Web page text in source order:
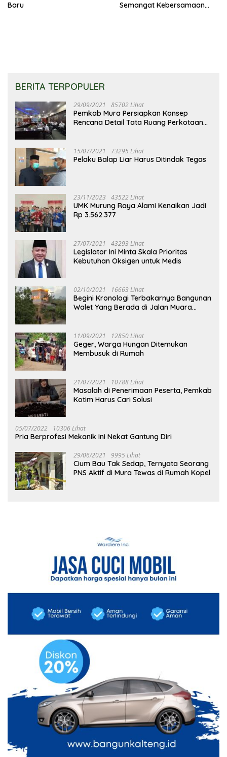
Baru
Semangat Kebersamaan
BERITA TERPOPULER
29/09/2021 85702 Lihat
Pemkab Mura Persiapkan Konsep
Rencana Detail Tata Ruang Perkotaan
15/07/2021 73295 Lihat
Pelaku Balap Liar Harus Ditindak Tegas
23/11/2023 43522 Lihat
UMK Murung Raya Alami Kenaikan Jadi
Rp 3.562.377
27/07/2021 43293 Lihat
Legislator Ini Minta Skala Prioritas
Kebutuhan Oksigen untuk Medis
02/10/2021 16663 Lihat
Begini Kronologi Terbakarnya Bangunan
Walet Yang Berada di Jalan Muara
11/09/2021 12850 Lihat
Geger, Warga Hungan Ditemukan
Membusuk di Rumah
21/07/2021 10788 Lihat
Masalah di Penerimaan Peserta, Pemkab
Kotim Harus Cari Solusi
05/07/2022 10306 Lihat
Pria Berprofesi Mekanik Ini Nekat Gantung Diri
29/06/2021 9995 Lihat
Cium Bau Tak Sedap, Ternyata Seorang
PNS Aktif di Mura Tewas di Rumah Kopel